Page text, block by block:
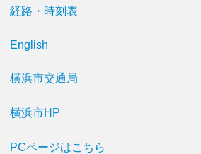
経路・時刻表
English
横浜市交通局
横浜市HP
PCページはこちら